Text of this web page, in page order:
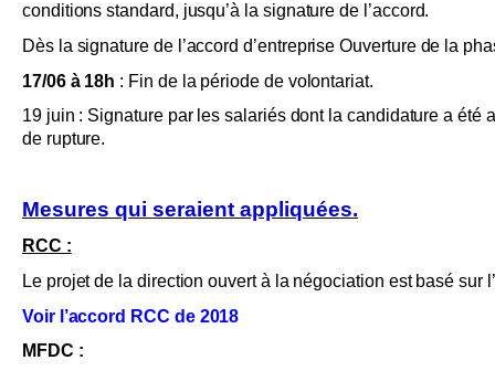
conditions standard, jusqu’à la signature de l’accord.
Dès la signature de l’accord d’entreprise Ouverture de la
17/06 à 18h : Fin de la période de volontariat.
19 juin : Signature par les salariés dont la candidature a été
de rupture.
Mesures qui seraient appliquées.
RCC :
Le projet de la direction ouvert à la négociation est basé sur
Voir l’accord RCC de 2018
MFDC :